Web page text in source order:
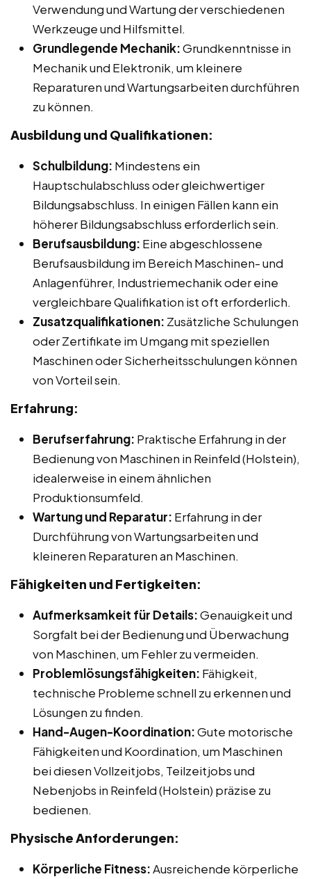
Verwendung und Wartung der verschiedenen
Werkzeuge und Hilfsmittel.
Grundlegende Mechanik:Grundkenntnisse in
Mechanik und Elektronik, um kleinere
Reparaturen und Wartungsarbeiten durchführen
zu können.
Ausbildung und Qualifikationen:
Schulbildung: Mindestens ein
Hauptschulabschluss oder gleichwertiger
Bildungsabschluss. In einigen Fällen kann ein
höherer Bildungsabschluss erforderlich sein.
Berufsausbildung: Eine abgeschlossene
Berufsausbildung im Bereich Maschinen- und
Anlagenführer, Industriemechanik oder eine
vergleichbare Qualifikation ist oft erforderlich.
Zusatzqualifikationen: Zusätzliche Schulungen
oder Zertifikate im Umgang mit speziellen
Maschinen oder Sicherheitsschulungen können
von Vorteil sein.
Erfahrung:
Berufserfahrung: Praktische Erfahrung in der
Bedienung von Maschinen in Reinfeld (Holstein),
idealerweise in einem ähnlichen
Produktionsumfeld.
Wartung und Reparatur: Erfahrung in der
Durchführung von Wartungsarbeiten und
kleineren Reparaturen an Maschinen.
Fähigkeiten und Fertigkeiten:
Aufmerksamkeit für Details:Genauigkeit und
Sorgfalt bei der Bedienung und Überwachung
von Maschinen, um Fehler zu vermeiden.
Problemlösungsfähigkeiten: Fähigkeit,
technische Probleme schnell zu erkennen und
Lösungen zu finden.
Hand-Augen-Koordination:Gute motorische
Fähigkeiten und Koordination, um Maschinen
bei diesen Vollzeitjobs, Teilzeitjobs und
Nebenjobs in Reinfeld (Holstein) präzise zu
bedienen.
Physische Anforderungen:
Körperliche Fitness:Ausreichende körperliche